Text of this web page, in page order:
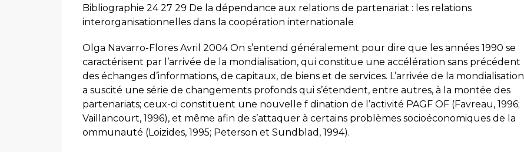
Bibliographie 24 27 29 De la dépendance aux relations de partenariat : les relations
interorganisationnelles dans la coopération internationale
Olga Navarro-Flores Avril 2004 On s’entend généralement pour dire que les années 1990 se
caractérisent par l’arrivée de la mondialisation, qui constitue une accélération sans précédent
des échanges d’informations, de capitaux, de biens et de services. L’arrivée de la mondialisation
a suscité une série de changements profonds qui s’étendent, entre autres, à la montée des
partenariats; ceux-ci constituent une nouvelle f dination de l’activité PAGF OF (Favreau, 1996;
Vaillancourt, 1996), et même afin de s’attaquer à certains problèmes socioéconomiques de la
ommunauté (Loizides, 1995; Peterson et Sundblad, 1994).